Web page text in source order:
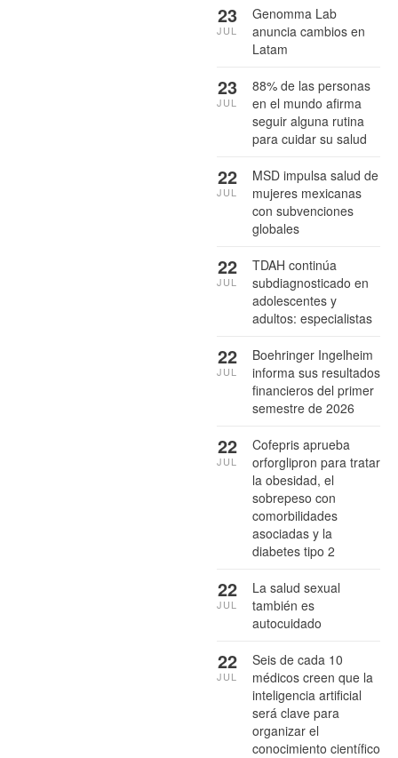
Genomma Lab
anuncia cambios en
Latam
23
JUL
88% de las personas
en el mundo afirma
seguir alguna rutina
para cuidar su salud
23
JUL
MSD impulsa salud de
mujeres mexicanas
con subvenciones
globales
22
JUL
TDAH continúa
subdiagnosticado en
adolescentes y
adultos: especialistas
22
JUL
Boehringer Ingelheim
informa sus resultados
financieros del primer
semestre de 2026
22
JUL
Cofepris aprueba
orforglipron para tratar
la obesidad, el
sobrepeso con
comorbilidades
asociadas y la
diabetes tipo 2
22
JUL
La salud sexual
también es
autocuidado
22
JUL
Seis de cada 10
médicos creen que la
inteligencia artificial
será clave para
organizar el
conocimiento científico
22
JUL